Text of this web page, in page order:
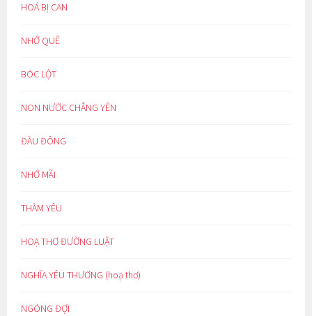
HOÁ BỊ CAN
NHỚ QUÊ
BÓC LỘT
NON NƯỚC CHẲNG YÊN
ĐẦU ĐÔNG
NHỚ MÃI
THẦM YÊU
HOẠ THƠ ĐƯỜNG LUẬT
NGHĨA YÊU THƯƠNG (hoạ thơ)
NGÓNG ĐỢI